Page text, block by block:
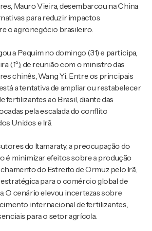
Mauro Vieira, desembarcou na China
para reduzir impactos
o agronegócio brasileiro.
a Pequim no domingo (31) e participa,
(1º), de reunião com o ministro das
chinês, Wang Yi. Entre os principais
a tentativa de ampliar ou restabelecer
fertilizantes ao Brasil, diante das
pela escalada do conflito
Unidos e Irã.
do Itamaraty, a preocupação do
é minimizar efeitos sobre a produção
do Estreito de Ormuz pelo Irã,
para o comércio global de
O cenário elevou incertezas sobre
internacional de fertilizantes,
para o setor agrícola.